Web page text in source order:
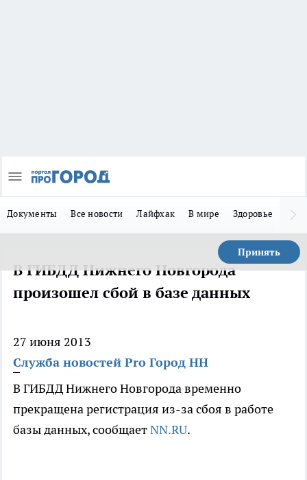
Документы Все новости Лайфхак В мире Здоровье
Принять
В ГИБДД Нижнего Новгорода
произошел сбой в базе данных
27 июня 2013
Служба новостей Pro Город НН
В ГИБДД Нижнего Новгорода временно
прекращена регистрация из-за сбоя в работе
базы данных, сообщаетNN.RU.